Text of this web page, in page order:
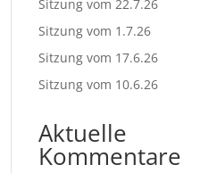
Sitzung vom 22.7.26
Sitzung vom 1.7.26
Sitzung vom 17.6.26
Sitzung vom 10.6.26
Aktuelle
Kommentare